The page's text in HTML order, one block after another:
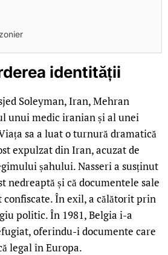
identității
Soleyman, Iran, Mehran
unui medic iranian și al unei
sa a luat o turnură dramatică
expulzat din Iran, acuzat de
șahului. Nasseri a susținut
nedreaptă și că documentele sale
În exil, a călătorit prin
politic. În 1981, Belgia i-a
oferindu-i documente care
legal în Europa.